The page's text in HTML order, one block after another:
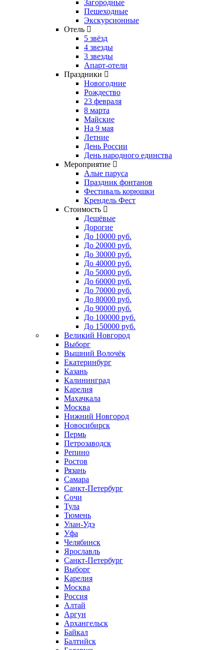
Загородные
Пешеходные
Экскурсионные
Отель
5 звёзд
4 звезды
3 звезды
Апарт-отели
Праздники
Новогодние
Рождество
23 февраля
8 марта
Майские
На 9 мая
Летние
День России
День народного единства
Мероприятие
Алые паруса
Праздник фонтанов
Фестиваль корюшки
Крендель Фест
Стоимость
Дешёвые
Дорогие
До 10000 руб.
До 20000 руб.
До 30000 руб.
До 40000 руб.
До 50000 руб.
До 60000 руб.
До 70000 руб.
До 80000 руб.
До 90000 руб.
До 100000 руб.
До 150000 руб.
Великий Новгород
Выборг
Вышний Волочёк
Екатеринбург
Казань
Калининград
Карелия
Махачкала
Москва
Нижний Новгород
Новосибирск
Пермь
Петрозаводск
Репино
Ростов
Рязань
Самара
Санкт-Петербург
Сочи
Тула
Тюмень
Улан-Удэ
Уфа
Челябинск
Ярославль
Санкт-Петербург
Выборг
Карелия
Москва
Россия
Алтай
Аргун
Архангельск
Байкал
Балтийск